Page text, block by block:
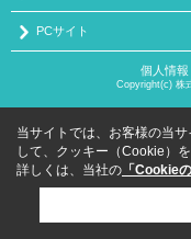
PCサイト
個人情報
Copyright(c) 株
当サイトでは、お客様の当
して、クッキー（Cookie）を
詳しくは、当社の 「Cookie